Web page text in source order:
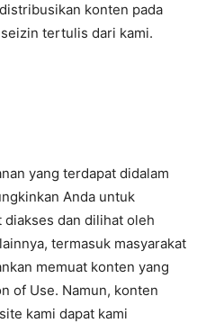
konten pada
tertulis dari kami.
yang terdapat didalam
Anda untuk
dan dilihat oleh
termasuk masyarakat
memuat konten yang
of Use. Namun, konten
kami dapat kami